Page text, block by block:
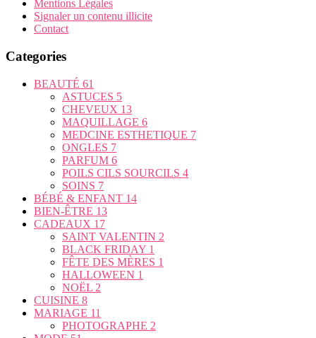
Mentions Légales
Signaler un contenu illicite
Contact
Categories
BEAUTÉ 61
ASTUCES 5
CHEVEUX 13
MAQUILLAGE 6
MEDCINE ESTHETIQUE 7
ONGLES 7
PARFUM 6
POILS CILS SOURCILS 4
SOINS 7
BÉBÉ & ENFANT 14
BIEN-ÊTRE 13
CADEAUX 17
SAINT VALENTIN 2
BLACK FRIDAY 1
FÊTE DES MÈRES 1
HALLOWEEN 1
NOËL 2
CUISINE 8
MARIAGE 11
PHOTOGRAPHE 2